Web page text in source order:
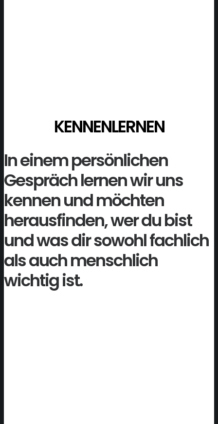
KENNENLERNEN
In einem persönlichen
Gespräch lernen wir uns
kennen und möchten
herausfinden, wer du bist
und was dir sowohl fachlich
als auch menschlich
wichtig ist.